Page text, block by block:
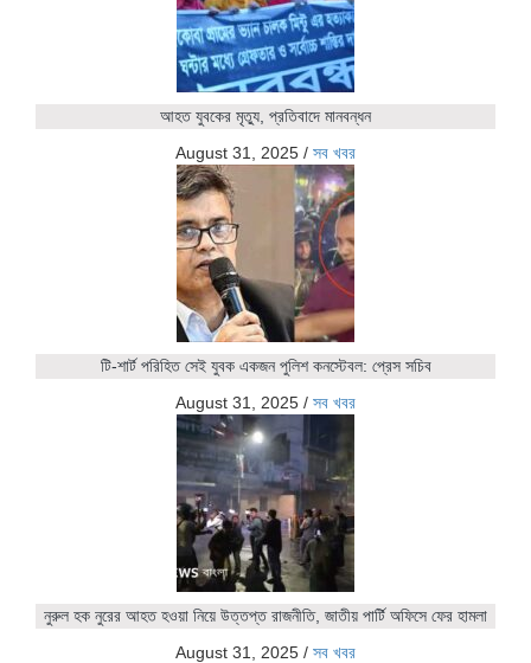
আহত যুবকের মৃত্যু, প্রতিবাদে মানবন্ধন
August 31, 2025 / সব খবর
টি-শার্ট পরিহিত সেই যুবক একজন পুলিশ কনস্টেবল: প্রেস সচিব
August 31, 2025 / সব খবর
নুরুল হক নুরের আহত হওয়া নিয়ে উত্তপ্ত রাজনীতি, জাতীয় পার্টি অফিসে ফের হামলা
August 31, 2025 / সব খবর